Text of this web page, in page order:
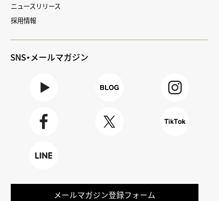
ニュースリリース
採用情報
SNS・メールマガジン
メールマガジン登録フォーム